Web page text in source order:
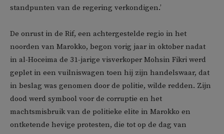
standpunten van de regering verkondigen.’
De onrust in de Rif, een achtergestelde regio in het
noorden van Marokko, begon vorig jaar in oktober nadat
in al-Hoceima de 31-jarige visverkoper Mohsin Fikri werd
geplet in een vuilniswagen toen hij zijn handelswaar, dat
in beslag was genomen door de politie, wilde redden. Zijn
dood werd symbool voor de corruptie en het
machtsmisbruik van de politieke elite in Marokko en
ontketende hevige protesten, die tot op de dag van